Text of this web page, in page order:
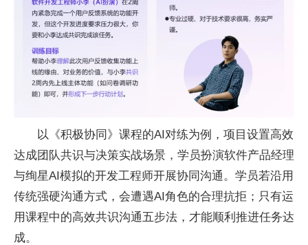
以《积极协同》课程的AI对练为例，项目设置高效
达成团队共识与决策实战场景，学员扮演软件产品经理
与绚星AI模拟的开发工程师开展协同沟通。学员若沿用
传统强硬沟通方式，会遭遇AI角色的合理抗拒；只有运
用课程中的高效共识沟通五步法，才能顺利推进任务达
成。